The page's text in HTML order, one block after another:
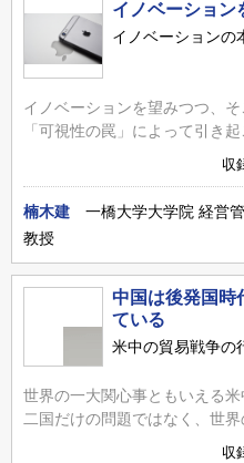
イノベーション
イノベーションの
イノベーションを望みつつ、
「可視性の罠」によって引き
収
楠木建
一橋大学大学院 経営
教授
中国は後発国時
ている
米中の貿易戦争の
世界の一大関心事ともいえる
二国だけの問題ではなく、世
収